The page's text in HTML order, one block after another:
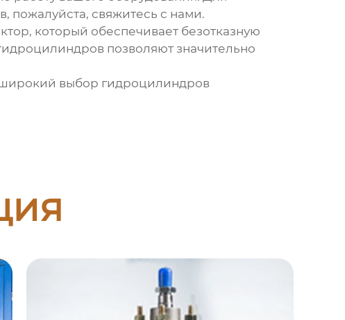
, пожалуйста, свяжитесь с нами.
который обеспечивает безотказную
позволяют значительно
выбор гидроцилиндров